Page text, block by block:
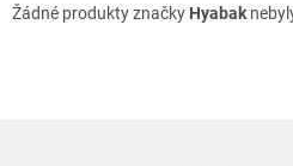
Žádné produkty značky Hyabak